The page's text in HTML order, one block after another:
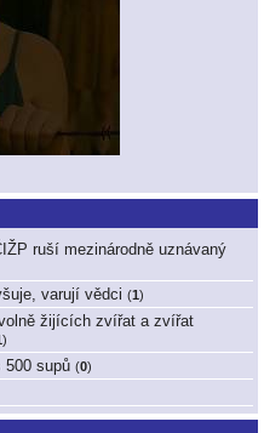
ruší mezinárodně uznávaný
varují vědci (1)
žijících zvířat a zvířat
)
500 supů (0)